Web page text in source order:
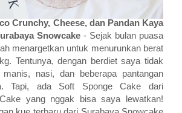
Crunchy, Cheese, dan Pandan Kaya
Snowcake - Sejak bulan puasa
menargetkan untuk menurunkan berat
Tentunya, dengan berdiet saya tidak
nasi, dan beberapa pantangan
Tapi, ada Soft Sponge Cake dari
yang nggak bisa saya lewatkan!